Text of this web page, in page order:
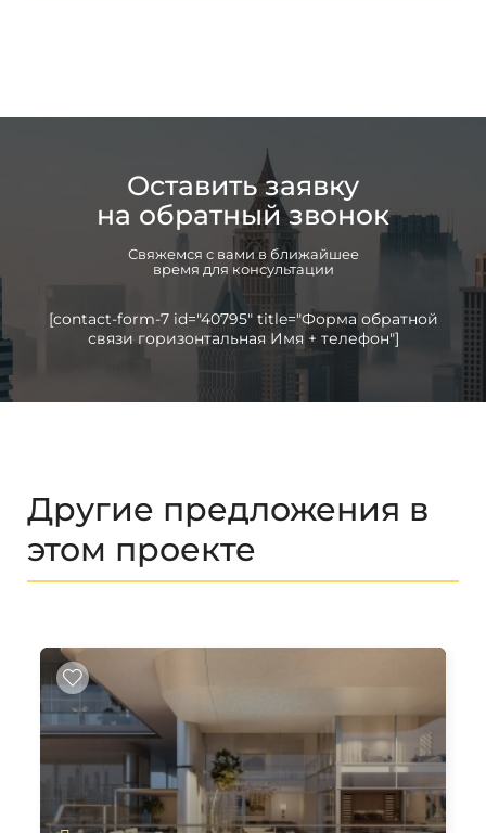
Оставить заявку
на обратный звонок
Свяжемся с вами в ближайшее
время для консультации
[contact-form-7 id="40795" title="Форма обратной
связи горизонтальная Имя + телефон"]
Другие предложения в
этом проекте